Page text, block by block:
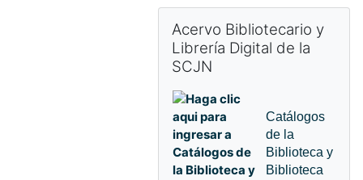
Acervo Bibliotecario y
Librería Digital de la
SCJN
Catálogos
de la
Biblioteca y
Biblioteca